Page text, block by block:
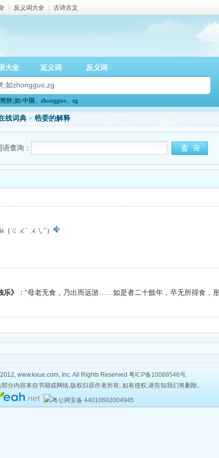
反义词大全 古诗古文
大全 近义词 反义词
拼;如:中国、zhongguo、zg
线词典 > 牿委的解释
语查询：
ㄍㄨˋ ㄨㄟˇ）
》
：“母老无食，乃出而远游……如是者二十餘年，卒无所得食，
www.kxue.com, Inc. All Rights Reserved 粤ICP备10088546号.
分内容来自书籍或网络,版权归原作者所有; 如有侵权,请告知我们将删除。
粤公网安备 44010602004945